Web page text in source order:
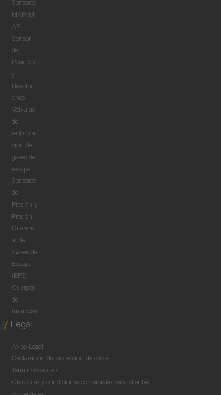
Sensores
MAP/M
AF
Sensor
de
Posición
y
Revoluci
ones
Válvulas
de
recircula
ción de
gases de
escape
Sensores
de
Presión y
Presión
Diferenci
al de
Gases de
Escape
(EPS)
Cuerpos
de
mariposa
Legal
Aviso Legal
Declaración de protección de datos
Términos de uso
Cláusulas y condiciones comerciales para clientes